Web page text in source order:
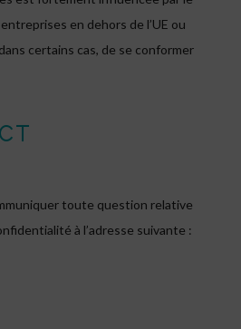
en dehors de l’UE ou
certains cas, de se conformer
toute question relative
à l’adresse suivante :